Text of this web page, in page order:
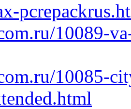
10089-
10085-